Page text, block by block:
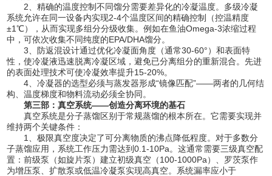
2、精确的温度控制不同馏分需要差异化的冷凝温度。多级冷凝
系统允许在同一设备内实现2-4个温度区间的精确控制（控温精度
±1℃），从而实现多组分分级收集。例如在鱼油Omega-3浓缩过程
中，可依次收集不同纯度的EPA/DHA馏分。
3、防返混设计通过优化冷凝面角度（通常30-60°）和表面特
性，使冷凝液迅速脱离冷凝区域，避免已分离组分的重新混合。先进
的表面处理技术可使冷凝效率提升15-20%。
4、冷凝器的选型必须与蒸发器形成“镜像匹配”——两者的几何结
构、温度梯度和物料流动必须全协同。
第三部：真空系统——创造分离环境的基石
真空系统是分子蒸馏区别于常规蒸馏的根本所在。它需要实现并
维持两个关键条件：
1、极限真空度决定了可分离物质的沸点降低程度。对于多数分
子蒸馏应用，系统工作压力需达到0.1-10Pa。这通常需要三级真空配
置：前级泵（如旋片泵）建立初级真空（100-1000Pa）、罗茨泵作
为增压泵、扩散泵或低温冷凝泵实现高真空。系统漏率应小于